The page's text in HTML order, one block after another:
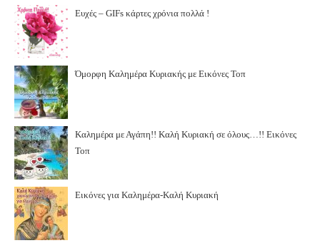
Ευχές – GIFs κάρτες χρόνια πολλά !
Όμορφη Καλημέρα Κυριακής με Εικόνες Τοπ
Καλημέρα με Αγάπη!! Καλή Κυριακή σε όλους…!! Εικόνες
Τοπ
Εικόνες για Καλημέρα-Καλή Κυριακή